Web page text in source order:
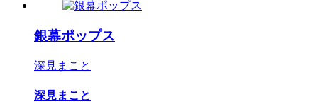
銀幕ポップス
深見まこと
深見まこと